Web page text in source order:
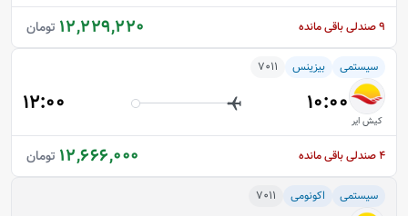
12,229,220 تومان 9صندلی باقی مانده
سیستمی بیزینس 7011
کیش ایر
10:00
12:00
12,666,000 تومان 4صندلی باقی مانده
سیستمی اکونومی 7011